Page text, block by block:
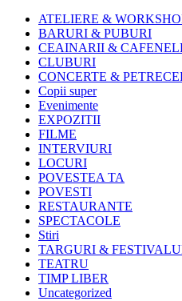
ATELIERE &
BARURI & PUBURI
CEAINARII &
CLUBURI
CONCERTE &
Copii super
Evenimente
EXPOZITII
FILME
INTERVIURI
LOCURI
POVESTEA TA
POVESTI
RESTAURANTE
SPECTACOLE
Stiri
TARGURI &
TEATRU
TIMP LIBER
Uncategorized